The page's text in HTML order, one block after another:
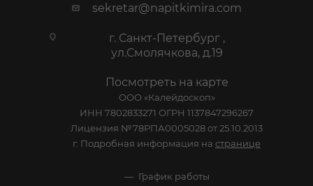
sekretar@napitkimira.com
г. Санкт-Петербург ,
ул.Смолячкова, д.19
Посмотреть на карте
ООО «Калейдоскоп»
ИНН 7802833271 ОГРН 1137847296267
Лицензия №78РПА0005028 от 25.10.2013
г. Подробная информация на странице
График работы